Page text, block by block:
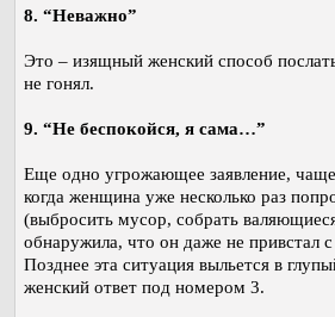
8. “Неважно”
Это – изящный женский способ
не гонял.
9. “Не беспокойся, я сама…”
Еще одно угрожающее заявление,
когда женщина уже несколько раз
(выбросить мусор, собрать
обнаружила, что он даже не привстал
Позднее эта ситуация выльется в
женский ответ под номером 3.